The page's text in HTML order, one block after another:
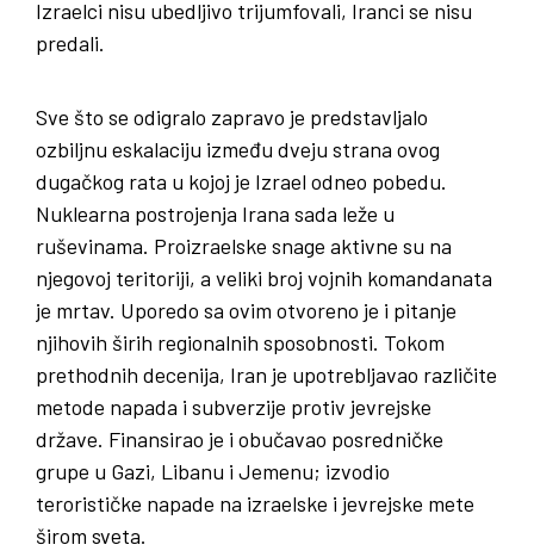
Izraelci nisu ubedljivo trijumfovali, Iranci se nisu
predali.
Sve što se odigralo zapravo je predstavljalo
ozbiljnu eskalaciju između dveju strana ovog
dugačkog rata u kojoj je Izrael odneo pobedu.
Nuklearna postrojenja Irana sada leže u
ruševinama. Proizraelske snage aktivne su na
njegovoj teritoriji, a veliki broj vojnih komandanata
je mrtav. Uporedo sa ovim otvoreno je i pitanje
njihovih širih regionalnih sposobnosti. Tokom
prethodnih decenija, Iran je upotrebljavao različite
metode napada i subverzije protiv jevrejske
države. Finansirao je i obučavao posredničke
grupe u Gazi, Libanu i Jemenu; izvodio
terorističke napade na izraelske i jevrejske mete
širom sveta.